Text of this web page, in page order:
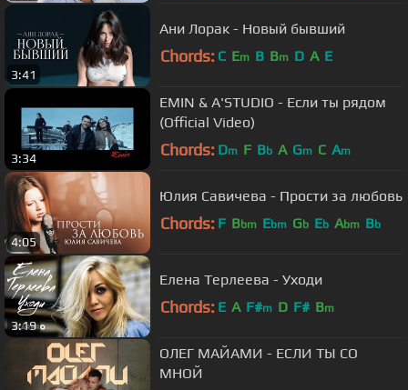
3:41
Ани Лорак - Новый бывший
Chords: C Em B Bm D A E
3:34
EMIN & A'STUDIO - Если ты рядом
(Official Video)
Chords: Dm F Bb A Gm C Am
4:05
Юлия Савичева - Прости за любовь
Chords: F Bbm Ebm Gb Eb Abm Bb
3:19
Елена Терлеева - Уходи
Chords: E A F#m D F# Bm
ОЛЕГ МАЙАМИ - ЕСЛИ ТЫ СО
МНОЙ